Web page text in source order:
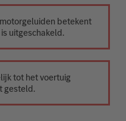
betekent
uitgeschakeld.
tot het voertuig
gesteld.